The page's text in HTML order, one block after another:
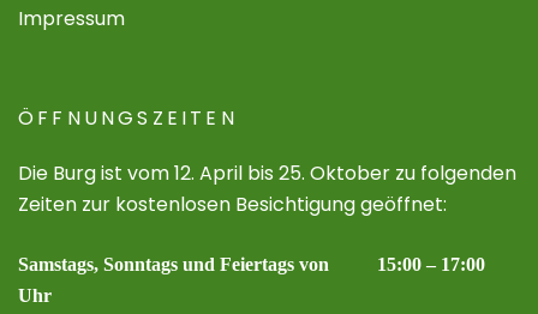
Impressum
ÖFFNUNGSZEITEN
Die Burg ist vom 12. April bis 25. Oktober zu folgenden
Zeiten zur kostenlosen Besichtigung geöffnet:
Samstags, Sonntags und Feiertags von 15:00 – 17:00
Uhr